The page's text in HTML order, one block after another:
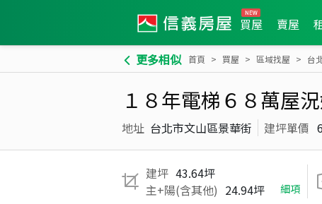
買屋 賣屋
更多相似 首頁 買屋 區域找屋 台
１８年電梯６８萬屋
地址 台北市文山區景華街 建坪單價
建坪 43.64坪
主+陽(含其他) 24.94坪 細項